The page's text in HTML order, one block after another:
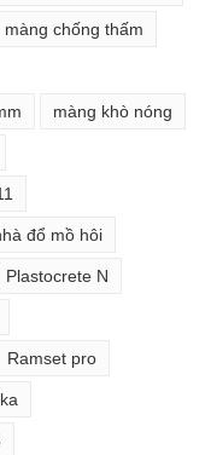
màng chống thấm
màng khò nóng
đổ mồ hôi
Plastocrete N
Ramset pro